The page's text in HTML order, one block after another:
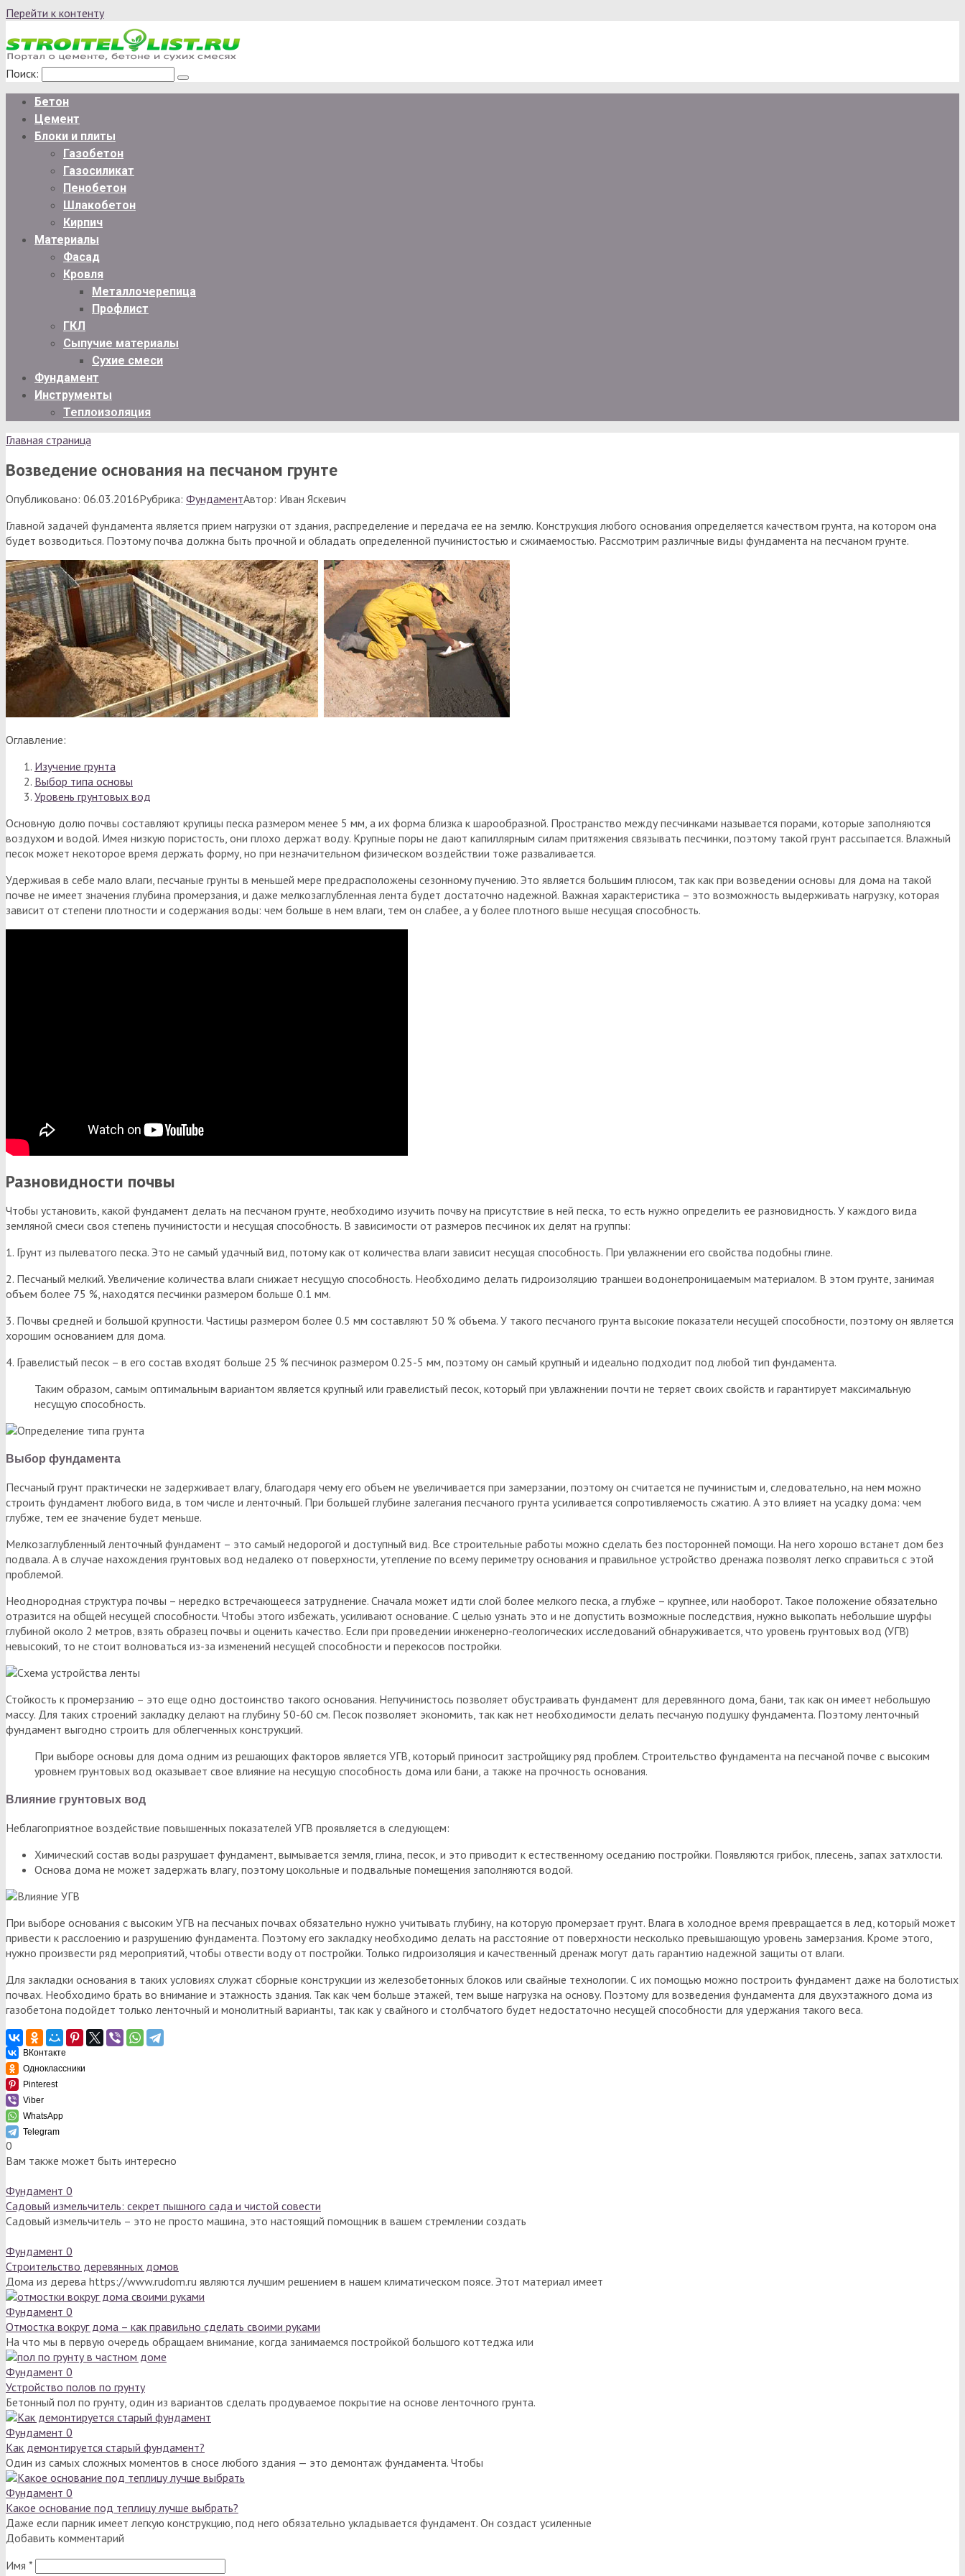
Перейти к контенту
Поиск:
Бетон
Цемент
Блоки и плиты
Газобетон
Газосиликат
Пенобетон
Шлакобетон
Кирпич
Материалы
Фасад
Кровля
Металлочерепица
Профлист
ГКЛ
Сыпучие материалы
Сухие смеси
Фундамент
Инструменты
Теплоизоляция
Главная страница
Возведение основания на песчаном грунте
Опубликовано: 06.03.2016Рубрика: ФундаментАвтор: Иван Яскевич
Главной задачей фундамента является прием нагрузки от здания, распределение и передача ее на землю. Конструкция любого основания определяется качеством грунта, на котором она
будет возводиться. Поэтому почва должна быть прочной и обладать определенной пучинистостью и сжимаемостью. Рассмотрим различные виды фундамента на песчаном грунте.
Оглавление:
Изучение грунта
Выбор типа основы
Уровень грунтовых вод
Основную долю почвы составляют крупицы песка размером менее 5 мм, а их форма близка к шарообразной. Пространство между песчинками называется порами, которые заполняются
воздухом и водой. Имея низкую пористость, они плохо держат воду. Крупные поры не дают капиллярным силам притяжения связывать песчинки, поэтому такой грунт рассыпается. Влажный
песок может некоторое время держать форму, но при незначительном физическом воздействии тоже разваливается.
Удерживая в себе мало влаги, песчаные грунты в меньшей мере предрасположены сезонному пучению. Это является большим плюсом, так как при возведении основы для дома на такой
почве не имеет значения глубина промерзания, и даже мелкозаглубленная лента будет достаточно надежной. Важная характеристика – это возможность выдерживать нагрузку, которая
зависит от степени плотности и содержания воды: чем больше в нем влаги, тем он слабее, а у более плотного выше несущая способность.
Разновидности почвы
Чтобы установить, какой фундамент делать на песчаном грунте, необходимо изучить почву на присутствие в ней песка, то есть нужно определить ее разновидность. У каждого вида
земляной смеси своя степень пучинистости и несущая способность. В зависимости от размеров песчинок их делят на группы:
1. Грунт из пылеватого песка. Это не самый удачный вид, потому как от количества влаги зависит несущая способность. При увлажнении его свойства подобны глине.
2. Песчаный мелкий. Увеличение количества влаги снижает несущую способность. Необходимо делать гидроизоляцию траншеи водонепроницаемым материалом. В этом грунте, занимая
объем более 75 %, находятся песчинки размером больше 0.1 мм.
3. Почвы средней и большой крупности. Частицы размером более 0.5 мм составляют 50 % объема. У такого песчаного грунта высокие показатели несущей способности, поэтому он является
хорошим основанием для дома.
4. Гравелистый песок – в его состав входят больше 25 % песчинок размером 0.25-5 мм, поэтому он самый крупный и идеально подходит под любой тип фундамента.
Таким образом, самым оптимальным вариантом является крупный или гравелистый песок, который при увлажнении почти не теряет своих свойств и гарантирует максимальную
несущую способность.
Выбор фундамента
Песчаный грунт практически не задерживает влагу, благодаря чему его объем не увеличивается при замерзании, поэтому он считается не пучинистым и, следовательно, на нем можно
строить фундамент любого вида, в том числе и ленточный. При большей глубине залегания песчаного грунта усиливается сопротивляемость сжатию. А это влияет на усадку дома: чем
глубже, тем ее значение будет меньше.
Мелкозаглубленный ленточный фундамент – это самый недорогой и доступный вид. Все строительные работы можно сделать без посторонней помощи. На него хорошо встанет дом без
подвала. А в случае нахождения грунтовых вод недалеко от поверхности, утепление по всему периметру основания и правильное устройство дренажа позволят легко справиться с этой
проблемой.
Неоднородная структура почвы – нередко встречающееся затруднение. Сначала может идти слой более мелкого песка, а глубже – крупнее, или наоборот. Такое положение обязательно
отразится на общей несущей способности. Чтобы этого избежать, усиливают основание. С целью узнать это и не допустить возможные последствия, нужно выкопать небольшие шурфы
глубиной около 2 метров, взять образец почвы и оценить качество. Если при проведении инженерно-геологических исследований обнаруживается, что уровень грунтовых вод (УГВ)
невысокий, то не стоит волноваться из-за изменений несущей способности и перекосов постройки.
Стойкость к промерзанию – это еще одно достоинство такого основания. Непучинистось позволяет обустраивать фундамент для деревянного дома, бани, так как он имеет небольшую
массу. Для таких строений закладку делают на глубину 50-60 см. Песок позволяет экономить, так как нет необходимости делать песчаную подушку фундамента. Поэтому ленточный
фундамент выгодно строить для облегченных конструкций.
При выборе основы для дома одним из решающих факторов является УГВ, который приносит застройщику ряд проблем. Строительство фундамента на песчаной почве с высоким
уровнем грунтовых вод оказывает свое влияние на несущую способность дома или бани, а также на прочность основания.
Влияние грунтовых вод
Неблагоприятное воздействие повышенных показателей УГВ проявляется в следующем:
Химический состав воды разрушает фундамент, вымывается земля, глина, песок, и это приводит к естественному оседанию постройки. Появляются грибок, плесень, запах затхлости.
Основа дома не может задержать влагу, поэтому цокольные и подвальные помещения заполняются водой.
При выборе основания с высоким УГВ на песчаных почвах обязательно нужно учитывать глубину, на которую промерзает грунт. Влага в холодное время превращается в лед, который может
привести к расслоению и разрушению фундамента. Поэтому его закладку необходимо делать на расстояние от поверхности несколько превышающую уровень замерзания. Кроме этого,
нужно произвести ряд мероприятий, чтобы отвести воду от постройки. Только гидроизоляция и качественный дренаж могут дать гарантию надежной защиты от влаги.
Для закладки основания в таких условиях служат сборные конструкции из железобетонных блоков или свайные технологии. С их помощью можно построить фундамент даже на болотистых
почвах. Необходимо брать во внимание и этажность здания. Так как чем больше этажей, тем выше нагрузка на основу. Поэтому для возведения фундамента для двухэтажного дома из
газобетона подойдет только ленточный и монолитный варианты, так как у свайного и столбчатого будет недостаточно несущей способности для удержания такого веса.
ВКонтакте
Одноклассники
Pinterest
Viber
WhatsApp
Telegram
0
Вам также может быть интересно
Фундамент 0
Садовый измельчитель: секрет пышного сада и чистой совести
Садовый измельчитель – это не просто машина, это настоящий помощник в вашем стремлении создать
Фундамент 0
Строительство деревянных домов
Дома из дерева https://www.rudom.ru являются лучшим решением в нашем климатическом поясе. Этот материал имеет
Фундамент 0
Отмостка вокруг дома – как правильно сделать своими руками
На что мы в первую очередь обращаем внимание, когда занимаемся постройкой большого коттеджа или
Фундамент 0
Устройство полов по грунту
Бетонный пол по грунту, один из вариантов сделать продуваемое покрытие на основе ленточного грунта.
Фундамент 0
Как демонтируется старый фундамент?
Один из самых сложных моментов в сносе любого здания — это демонтаж фундамента. Чтобы
Фундамент 0
Какое основание под теплицу лучше выбрать?
Даже если парник имеет легкую конструкцию, под него обязательно укладывается фундамент. Он создаст усиленные
Добавить комментарий
Имя *